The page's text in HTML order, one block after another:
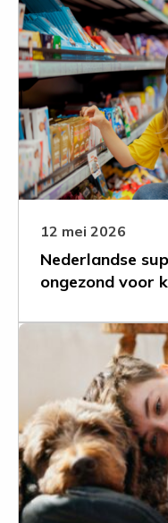
Nederlandse
ongezond voor
12 mei 2026
meer
over
Nederlandse
supermarkt
grotendeels
ongezond
voor
kinderen
Leer
Kindermarketing
monitor
2025:
Marketing
voor
ongezond